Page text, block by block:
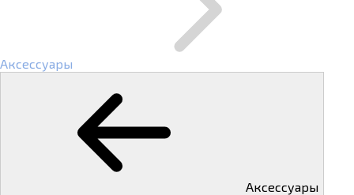
Аксессуары
Аксессуары